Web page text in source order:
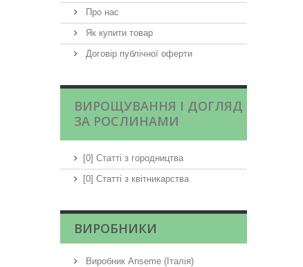
Про нас
Як купити товар
Договір публічної оферти
ВИРОЩУВАННЯ І ДОГЛЯД
ЗА РОСЛИНАМИ
[0] Статті з городництва
[0] Статті з квітникарства
ВИРОБНИКИ
Виробник Anseme (Італія)